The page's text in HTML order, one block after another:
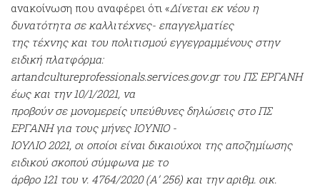
ανακοίνωση που αναφέρει ότι «Δίνεται εκ νέου η
δυνατότητα σε καλλιτέχνες- επαγγελματίες
της τέχνης και του πολιτισμού εγγεγραμμένους στην
ειδική πλατφόρμα:
artandcultureprofessionals.services.gov.gr του ΠΣ ΕΡΓΑΝΗ
έως και την 10/1/2021, να
προβούν σε μονομερείς υπεύθυνες δηλώσεις στο ΠΣ
ΕΡΓΑΝΗ για τους μήνες ΙΟΥΝΙΟ -
ΙΟΥΛΙΟ 2021, οι οποίοι είναι δικαιούχοι της αποζημίωσης
ειδικού σκοπού σύμφωνα με το
άρθρο 121 του ν. 4764/2020 (Α’ 256) και την αριθμ. οικ.